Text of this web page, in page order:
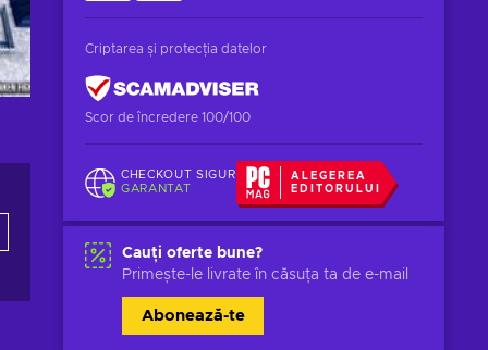
Criptarea și protecția datelor
Scor de încredere 100/100
CHECKOUT SIGUR
GARANTAT
ALEGEREA
EDITORULUI
Cauți oferte bune?
Primește-le livrate în căsuța ta de e-mail
Abonează-te